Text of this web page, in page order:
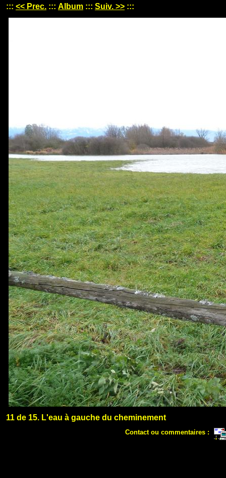
::: << Prec. ::: Album ::: Suiv. >> :::
11 de 15. L'eau à gauche du cheminement
Contact ou commentaires :